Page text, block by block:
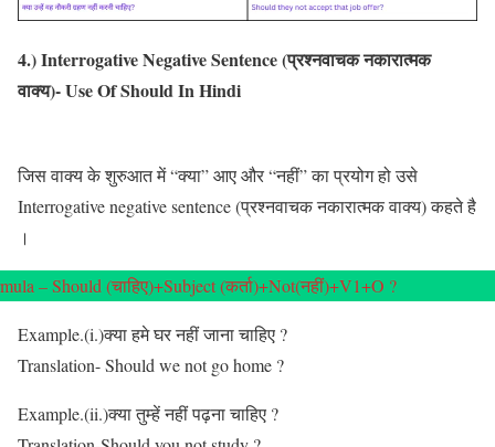
4.) Interrogative Negative Sentence (प्रश्नवाचक नकारात्मक
वाक्य)- Use Of Should In Hindi
जिस वाक्य के शुरुआत में “क्या” आए और “नहीं” का प्रयोग हो उसे
Interrogative negative sentence (प्रश्नवाचक नकारात्मक वाक्य) कहते है
।
– Should (चाहिए)+Subject (कर्ता)+Not(नहीं)+V1+O ?
Example.(i.)क्या हमे घर नहीं जाना चाहिए ?
Translation- Should we not go home ?
Example.(ii.)क्या तुम्हें नहीं पढ़ना चाहिए ?